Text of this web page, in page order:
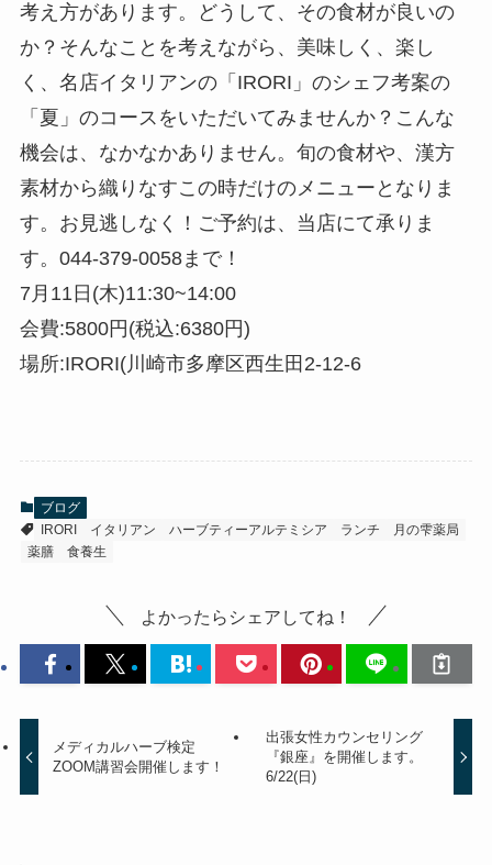
考え方があります。どうして、その食材が良いの
か？そんなことを考えながら、美味しく、楽し
く、名店イタリアンの「IRORI」のシェフ考案の
「夏」のコースをいただいてみませんか？こんな
機会は、なかなかありません。旬の食材や、漢方
素材から織りなすこの時だけのメニューとなりま
す。お見逃しなく！ご予約は、当店にて承りま
す。044-379-0058まで！
7月11日(木)11:30~14:00
会費:5800円(税込:6380円)
場所:IRORI(川崎市多摩区西生田2-12-6
ブログ
IRORI
イタリアン ハーブティーアルテミシア ランチ
月の雫薬局
薬膳
食養生
よかったらシェアしてね！
メディカルハーブ検定
ZOOM講習会開催します！
出張女性カウンセリング
『銀座』を開催します。
6/22(日)